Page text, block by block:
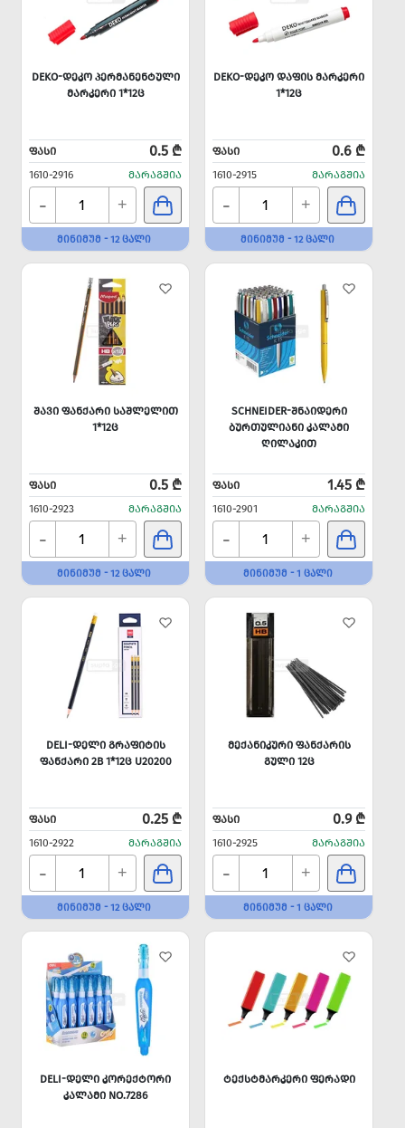
DEKO-ᲓᲔᲙᲝ ᲞᲔᲠᲛᲐᲜᲔᲜᲢᲣᲚᲘ
ᲛᲐᲠᲙᲔᲠᲘ 1*12Ც
ᲤᲐᲡᲘ 0.5 ₾
1610-2916 ᲛᲐᲠᲐᲒᲨᲘᲐ
- +
ᲛᲘᲜᲘᲛᲣᲛ - 12 ᲪᲐᲚᲘ
DEKO-ᲓᲔᲙᲝ ᲓᲐᲤᲘᲡ ᲛᲐᲠᲙᲔᲠᲘ
1*12Ც
ᲤᲐᲡᲘ 0.6 ₾
1610-2915 ᲛᲐᲠᲐᲒᲨᲘᲐ
- +
ᲛᲘᲜᲘᲛᲣᲛ - 12 ᲪᲐᲚᲘ
ᲨᲐᲕᲘ ᲤᲐᲜᲥᲐᲠᲘ ᲡᲐᲨᲚᲔᲚᲘᲗ
1*12Ც
ᲤᲐᲡᲘ 0.5 ₾
1610-2923 ᲛᲐᲠᲐᲒᲨᲘᲐ
- +
ᲛᲘᲜᲘᲛᲣᲛ - 12 ᲪᲐᲚᲘ
SCHNEIDER-ᲨᲜᲐᲘᲓᲔᲠᲘ
ᲑᲣᲠᲗᲣᲚᲘᲐᲜᲘ ᲙᲐᲚᲐᲛᲘ
ᲦᲘᲚᲐᲙᲘᲗ
ᲤᲐᲡᲘ 1.45 ₾
1610-2901 ᲛᲐᲠᲐᲒᲨᲘᲐ
- +
ᲛᲘᲜᲘᲛᲣᲛ - 1 ᲪᲐᲚᲘ
DELI-ᲓᲔᲚᲘ ᲒᲠᲐᲤᲘᲢᲘᲡ
ᲤᲐᲜᲥᲐᲠᲘ 2B 1*12Ც U20200
ᲤᲐᲡᲘ 0.25 ₾
1610-2922 ᲛᲐᲠᲐᲒᲨᲘᲐ
- +
ᲛᲘᲜᲘᲛᲣᲛ - 12 ᲪᲐᲚᲘ
ᲛᲔᲥᲐᲜᲘᲙᲣᲠᲘ ᲤᲐᲜᲥᲐᲠᲘᲡ
ᲒᲣᲚᲘ 12Ც
ᲤᲐᲡᲘ 0.9 ₾
1610-2925 ᲛᲐᲠᲐᲒᲨᲘᲐ
- +
ᲛᲘᲜᲘᲛᲣᲛ - 1 ᲪᲐᲚᲘ
DELI-ᲓᲔᲚᲘ ᲙᲝᲠᲔᲥᲢᲝᲠᲘ
ᲙᲐᲚᲐᲛᲘ NO.7286
ᲢᲔᲥᲡᲢᲛᲐᲠᲙᲔᲠᲘ ᲤᲔᲠᲐᲓᲘ